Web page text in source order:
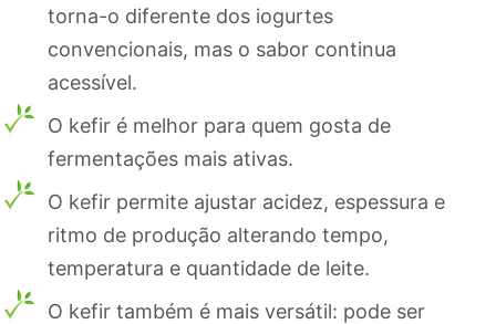
torna-o diferente dos iogurtes
convencionais, mas o sabor continua
acessível.
O kefir é melhor para quem gosta de
fermentações mais ativas.
O kefir permite ajustar acidez, espessura e
ritmo de produção alterando tempo,
temperatura e quantidade de leite.
O kefir também é mais versátil: pode ser